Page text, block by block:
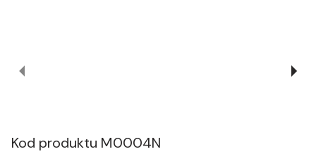
Kod produktu M0004N